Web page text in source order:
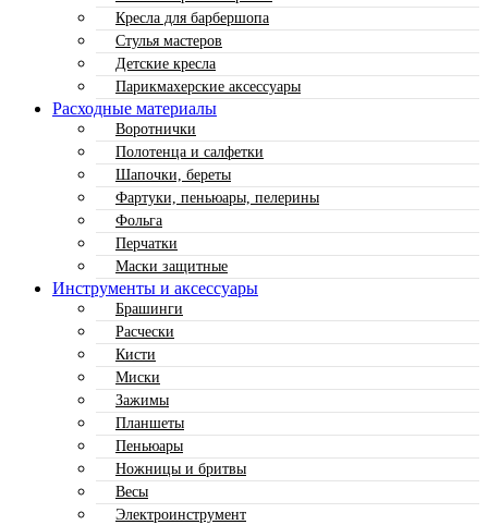
Кресла для барбершопа
Стулья мастеров
Детские кресла
Парикмахерские аксессуары
Расходные материалы
Воротнички
Полотенца и салфетки
Шапочки, береты
Фартуки, пеньюары, пелерины
Фольга
Перчатки
Маски защитные
Инструменты и аксессуары
Брашинги
Расчески
Кисти
Миски
Зажимы
Планшеты
Пеньюары
Ножницы и бритвы
Весы
Электроинструмент